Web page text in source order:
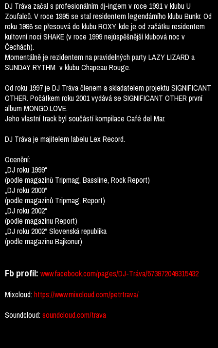
DJ Tráva začal s profesionálním dj-ingem v roce 1991 v klubu U
Zoufalců. V roce 1995 se stal residentem legendárního klubu Bunkr. Od
roku 1996 se přesouvá do klubu ROXY, kde je od začátku residentem
kultovní noci SHAKE (v roce 1999 nejúspěšnější klubová noc v
Čechách).
Momentálně je rezidentem na pravidelných party LAZY LIZARD a
SUNDAY RYTHM v klubu Chapeau Rouge.
Od roku 1997 je DJ Tráva členem a skladatelem projektu SIGNIFICANT
OTHER. Počátkem roku 2001 vydává se SIGNIFICANT OTHER první
album MONGO.LOVE.
Jeho vlastní track byl součástí kompilace Café del Mar.
DJ Tráva je majitelem labelu Lex Record.
Ocenění:
„DJ roku 1999“
(podle magazínů Tripmag, Bassline, Rock Report)
„DJ roku 2000“
(podle magazínů Tripmag, Report)
„DJ roku 2002“
(podle magazínu Report)
„DJ roku 2002“ Slovenská republika
(podle magazínu Bajkonur)
Fb profil: www.facebook.com/pages/DJ-Tráva/573972049315432
Mixcloud:https://www.mixcloud.com/petrtrava/
Soundcloud:soundcloud.com/trava